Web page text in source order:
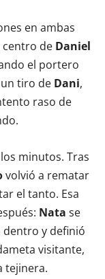
en ambas
centro de Daniel
el portero
tiro de Dani,
raso de
minutos. Tras
volvió a rematar
el tanto. Esa
Nata se
dentro y definió
visitante,
tejinera.